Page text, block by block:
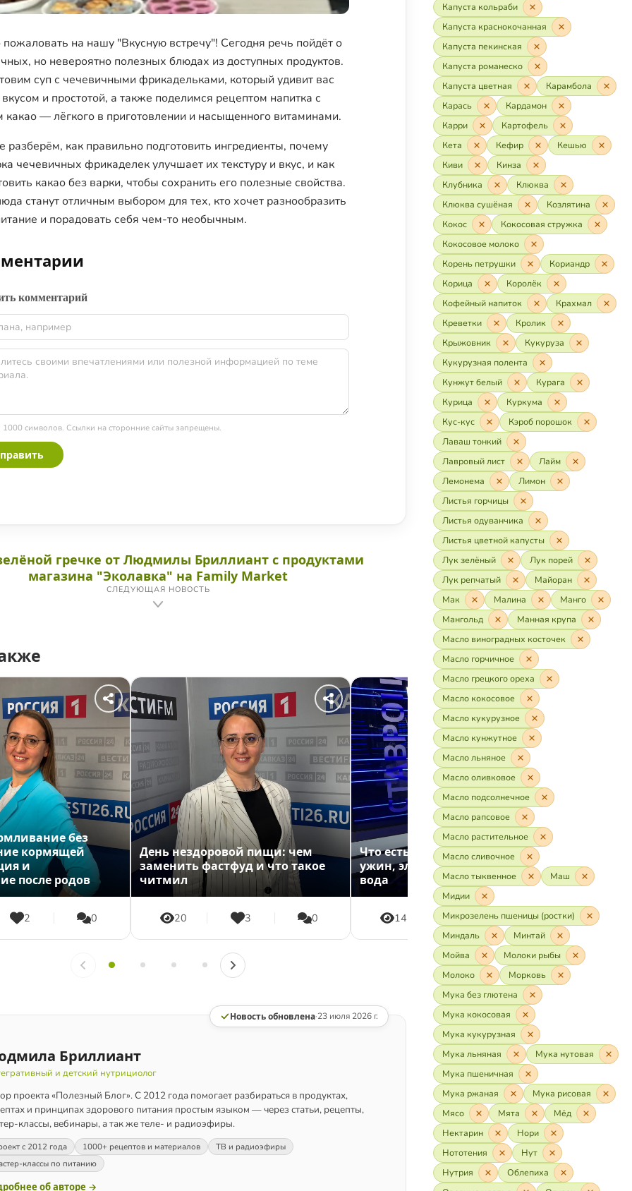
на нашу "Вкусную встречу"! Сегодня речь пойдёт о
но невероятно полезных блюдах из доступных продуктов.
суп с чечевичными фрикадельками, который удивит вас
и простотой, а также поделимся рецептом напитка с
— лёгкого в приготовлении и насыщенного витаминами.
разберём, как правильно подготовить ингредиенты, почему
чечевичных фрикаделек улучшает их текстуру и вкус, и как
какао без варки, чтобы сохранить его полезные свойства.
станут отличным выбором для тех, кто хочет разнообразить
и порадовать себя чем-то необычным.
комментарий
символов. Ссылки на сторонние сайты запрещены.
гречке от Людмилы Бриллиант с продуктами
магазина "Эколавка" на Family Market
СЛЕДУЮЩАЯ НОВОСТЬ
без
кормящей
и
после родов
2 0
День нездоровой пищи: чем
заменить фастфуд и что такое
читмил
20 3 0
Что есть и пить в жару: лёгкий
ужин, электролиты и детокс-
вода
14 2 0
«Утра
блюда
Новость обновлена·23 июля 2026 г.
Бриллиант
и детский нутрициолог
проекта «Полезный Блог». С 2012 года помогает разбираться в продуктах,
и принципах здорового питания простым языком — через статьи, рецепты,
классы, вебинары, а так же теле- и радиоэфиры.
с 2012 года 1000+ рецептов и материалов
ТВ и радиоэфиры
классы по питанию
об авторе →
Капуста кольраби
Капуста краснокочанная
Капуста пекинская
Капуста романеско
Капуста цветная
Карамбола
Карась
Кардамон
Карри
Картофель
Кета
Кефир
Кешью
Киви
Кинза
Клубника
Клюква
Клюква сушёная
Козлятина
Кокос
Кокосовая стружка
Кокосовое молоко
Корень петрушки
Кориандр
Корица
Королёк
Кофейный напиток
Крахмал
Креветки
Кролик
Крыжовник
Кукуруза
Кукурузная полента
Кунжут белый
Курага
Курица
Куркума
Кус-кус
Кэроб порошок
Лаваш тонкий
Лавровый лист
Лайм
Лемонема
Лимон
Листья горчицы
Листья одуванчика
Листья цветной капусты
Лук зелёный
Лук порей
Лук репчатый
Майоран
Мак
Малина
Манго
Мангольд
Манная крупа
Масло виноградных косточек
Масло горчичное
Масло грецкого ореха
Масло кокосовое
Масло кукурузное
Масло кунжутное
Масло льняное
Масло оливковое
Масло подсолнечное
Масло рапсовое
Масло растительное
Масло сливочное
Масло тыквенное
Маш
Мидии
Микрозелень пшеницы (ростки)
Миндаль
Минтай
Мойва
Молоки рыбы
Молоко
Морковь
Мука без глютена
Мука кокосовая
Мука кукурузная
Мука льняная
Мука нутовая
Мука пшеничная
Мука ржаная
Мука рисовая
Мясо
Мята
Мёд
Нектарин
Нори
Нототения
Нут
Нутрия
Облепиха